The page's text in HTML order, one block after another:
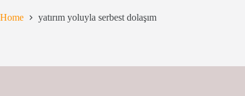
Home yatırım yoluyla serbest dolaşım